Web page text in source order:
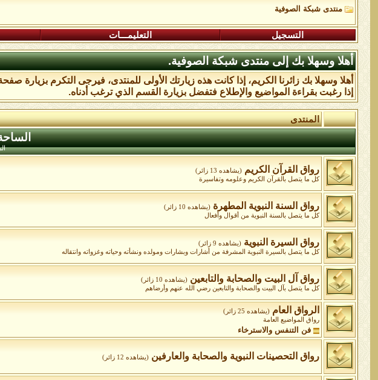
منتدى شبكة الصوفية
التسجيل التعليمـــات
أهلا وسهلا بك إلى منتدى شبكة الصوفية.
أهلا وسهلا بك زائرنا الكريم، إذا كانت هذه زيارتك الأولى للمنتدى، فيرجى التكرم بزيارة صفحة
إذا رغبت بقراءة المواضيع والإطلاع فتفضل بزيارة القسم الذي ترغب أدناه.
المنتدى
رواق القرآن الكريم (يشاهده 13 زائر)
كل ما يتصل بالقرآن الكريم وعلومه وتفاسيرة
رواق السنة النبوية المطهرة (يشاهده 10 زائر)
كل ما يتصل بالسنة النبوية من أقوال وأفعال
رواق السيرة النبوية (يشاهده 9 زائر)
كل ما يتصل بالسيرة النبوية المشرفة من أشارات وبشارات ومولده ونشأته وحياته وغزواته وانتقاله
رواق آل البيت والصحابة والتابعين (يشاهده 10 زائر)
كل ما يتصل بآل البيت والصحابة والتابعين رضي الله عنهم وأرضاهم
الرواق العام (يشاهده 25 زائر)
رواق المواضيع العامة
فن التنفس والاسترخاء
رواق التحصينات النبوية والصحابة والعارفين (يشاهده 12 زائر)